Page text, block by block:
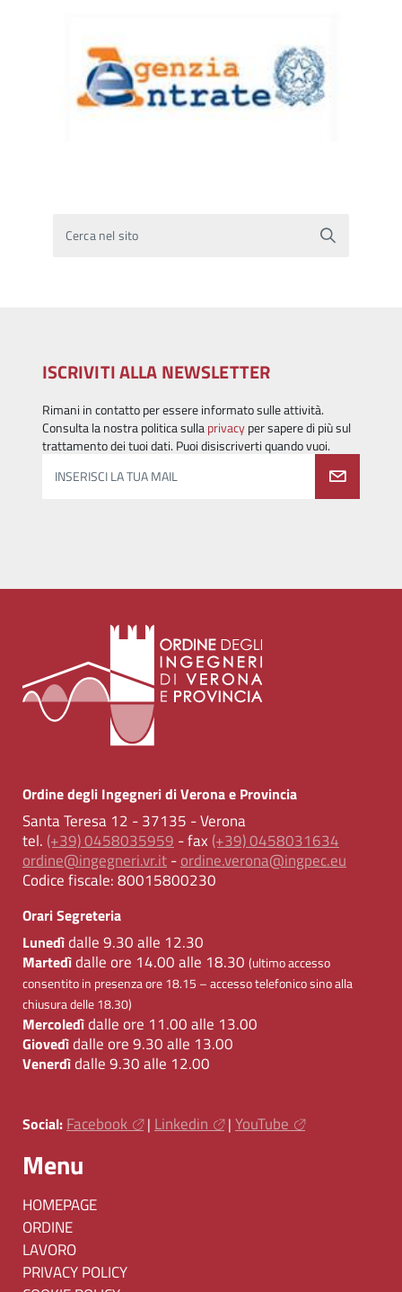
Cerca nel sito
ISCRIVITI ALLA NEWSLETTER
Rimani in contatto per essere informato sulle attività.
Consulta la nostra politica sullaprivacyper sapere di più sul
trattamento dei tuoi dati. Puoi disiscriverti quando vuoi.
INSERISCI LA TUA MAIL
Ordine degli Ingegneri di Verona e Provincia
Santa Teresa 12 - 37135 - Verona
tel. (+39) 0458035959 - fax (+39) 0458031634
ordine@ingegneri.vr.it-ordine.verona@ingpec.eu
Codice fiscale:80015800230
Orari Segreteria
Lunedìdalle 9.30 alle 12.30
Martedìdalle ore 14.00 alle 18.30 (ultimo accesso
consentito in presenza ore 18.15 – accesso telefonico sino alla
chiusura delle 18.30)
Mercoledìdalle ore 11.00 alle 13.00
Giovedìdalle ore 9.30 alle 13.00
Venerdìdalle 9.30 alle 12.00
Social: Facebook | Linkedin | YouTube
Menu
HOMEPAGE
ORDINE
LAVORO
PRIVACY POLICY